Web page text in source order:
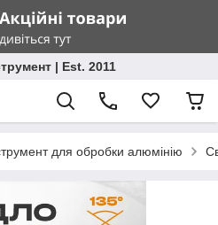
| Est. 2011
для обробки алюмінію